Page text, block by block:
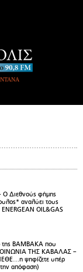
Διεθνούς φήμης
αναλύει τους
OIL&GAS
της ΒΑΜΒΑΚΑ που
ΚΟΙΝΩΝΙΑ ΤΗΣ ΚΑΒΑΛΑΣ –
ψηφίζετε υπέρ
απόφαση)